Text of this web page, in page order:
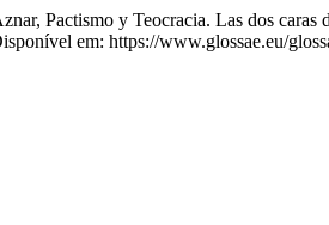
Pactismo y Teocracia. Las dos caras
em: https://www.glossae.eu/